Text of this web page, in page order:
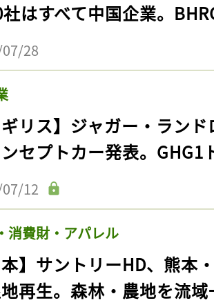
社はすべて中国企業。
28
ギリス】ジャガー・ラン
セプトカー発表。GHG1
12
消費財・アパレル
本】サントリーHD、熊本
再生。森林・農地を流